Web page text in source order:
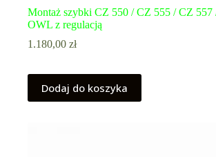
Montaż szybki CZ 550 / CZ 555 / CZ
OWL z regulacją
1.180,00 zł
Dodaj do koszyka